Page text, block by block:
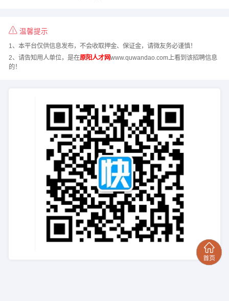
温馨提示
1、本平台仅供信息发布，不会收取押金、保证金，请微友务必谨慎！
2、请告知用人单位，是在原阳人才网www.quwandao.com上看到该招聘信息
的！